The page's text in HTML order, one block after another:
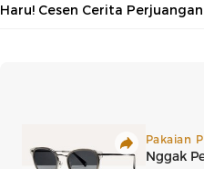
Haru! Cesen Cerita